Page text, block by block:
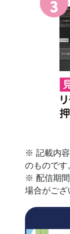
※ 記載内容
のものです
※ 配信期間
場合がござ